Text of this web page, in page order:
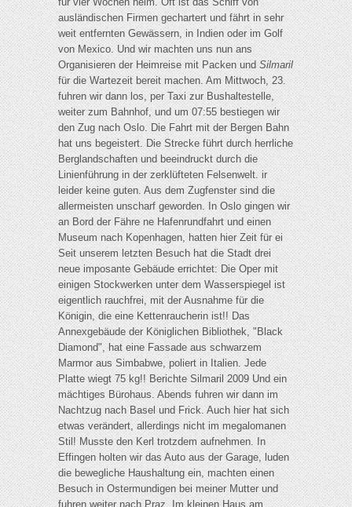
ausländischen Firmen gechartert und fährt in sehr
weit entfernten Gewässern, in Indien oder im Golf
von Mexico. Und wir machten uns nun ans
Organisieren der Heimreise mit Packen undSilmaril
für die Wartezeit bereit machen. Am Mittwoch, 23.
fuhren wir dann los, per Taxi zur Bushaltestelle,
weiter zum Bahnhof, und um 07:55 bestiegen wir
den Zug nach Oslo. Die Fahrt mit der Bergen Bahn
hat uns begeistert. Die Strecke führt durch herrliche
Berglandschaften und beeindruckt durch die
Linienführung in der zerklüfteten Felsenwelt. ir
leider keine guten. Aus dem Zugfenster sind die
allermeisten unscharf geworden. In Oslo gingen wir
an Bord der Fähre ne Hafenrundfahrt und einen
Museum nach Kopenhagen, hatten hier Zeit für ei
Seit unserem letzten Besuch hat die Stadt drei
neue imposante Gebäude errichtet: Die Oper mit
einigen Stockwerken unter dem Wasserspiegel ist
eigentlich rauchfrei, mit der Ausnahme für die
Königin, die eine Kettenraucherin ist!! Das
Annexgebäude der Königlichen Bibliothek, "Black
Diamond", hat eine Fassade aus schwarzem
Marmor aus Simbabwe, poliert in Italien. Jede
Platte wiegt 75 kg!! Berichte Silmaril 2009 Und ein
mächtiges Bürohaus. Abends fuhren wir dann im
Nachtzug nach Basel und Frick. Auch hier hat sich
etwas verändert, allerdings nicht im megalomanen
Stil! Musste den Kerl trotzdem aufnehmen. In
Effingen holten wir das Auto aus der Garage, luden
die bewegliche Haushaltung ein, machten einen
Besuch in Ostermundigen bei meiner Mutter und
fuhren weiter nach Praz. Im kleinen Haus am